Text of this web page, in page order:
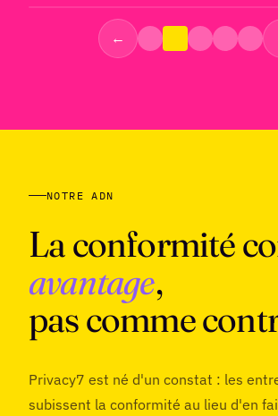
Co-Founder
FIVE LIVES
←
NOTRE ADN
La conformité
avantage,
pas comme
Privacy7 est né d'un constat : les
subissent la conformité au lieu d'en